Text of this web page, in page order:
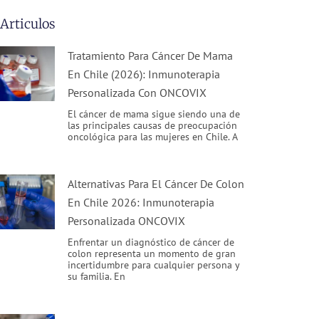
Tratamiento Para Cáncer De Mama
En Chile (2026): Inmunoterapia
Personalizada Con ONCOVIX
El cáncer de mama sigue siendo una de
las principales causas de preocupación
oncológica para las mujeres en Chile. A
Alternativas Para El Cáncer De Colon
En Chile 2026: Inmunoterapia
Personalizada ONCOVIX
Enfrentar un diagnóstico de cáncer de
colon representa un momento de gran
incertidumbre para cualquier persona y
su familia. En